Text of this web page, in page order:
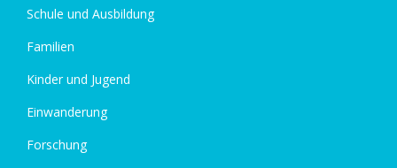
Schule und Ausbildung
Familien
Kinder und Jugend
Einwanderung
Forschung